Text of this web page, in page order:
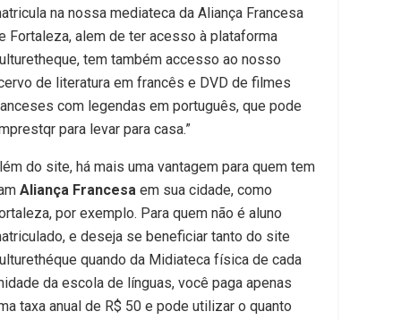
na nossa mediateca da Aliança Francesa
Fortaleza, alem de ter acesso à plataforma
tem também accesso ao nosso
de literatura em francês e DVD de filmes
com legendas em português, que pode
para levar para casa.”
do site, há mais uma vantagem para quem tem
Aliança Francesa em sua cidade, como
por exemplo. Para quem não é aluno
e deseja se beneficiar tanto do site
quando da Midiateca física de cada
da escola de línguas, você paga apenas
taxa anual de R$ 50 e pode utilizar o quanto